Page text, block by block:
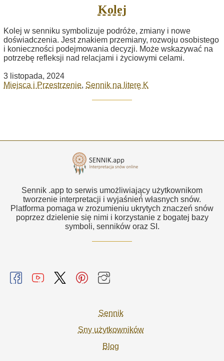
Kolej
Kolej w senniku symbolizuje podróże, zmiany i nowe
doświadczenia. Jest znakiem przemiany, rozwoju osobistego
i konieczności podejmowania decyzji. Może wskazywać na
potrzebę refleksji nad relacjami i życiowymi celami.
3 listopada, 2024
Miejsca i Przestrzenie, Sennik na literę K
Sennik .app to serwis umożliwiający użytkownikom
tworzenie interpretacji i wyjaśnień własnych snów.
Platforma pomaga w zrozumieniu ukrytych znaczeń snów
poprzez dzielenie się nimi i korzystanie z bogatej bazy
symboli, senników oraz SI.
Sennik
Sny użytkowników
Blog